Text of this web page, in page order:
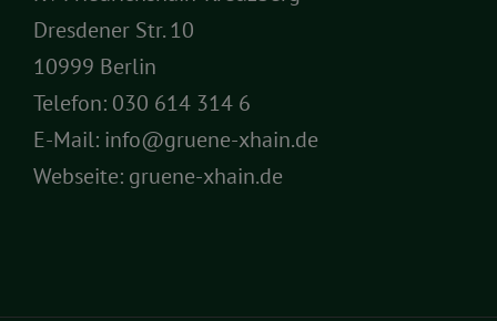
Dresdener Str. 10
10999 Berlin
Telefon: 030 614 314 6
E-Mail: info@gruene-xhain.de
Webseite: gruene-xhain.de